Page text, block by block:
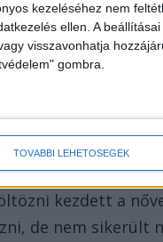
kezeléséhez nem
ellen. A
visszavonhatja
gombra.
TOVÁBBI LEHETŐSÉGEK
kezdett és
kezdett a
de nem sikerült